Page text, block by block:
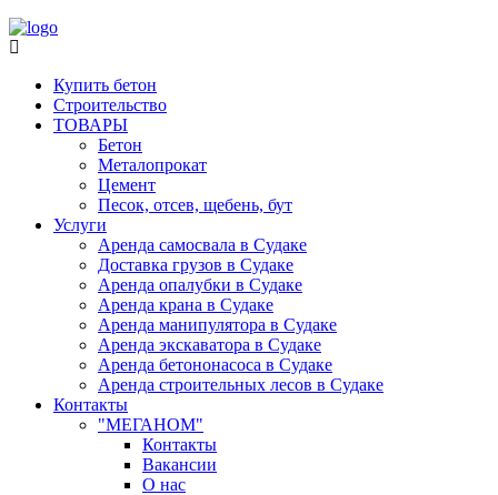
Купить бетон
Строительство
ТОВАРЫ
Бетон
Металопрокат
Цемент
Песок, отсев, щебень, бут
Услуги
Аренда самосвала в Судаке
Доставка грузов в Судаке
Аренда опалубки в Судаке
Аренда крана в Судаке
Аренда манипулятора в Судаке
Аренда экскаватора в Судаке
Аренда бетононасоса в Судаке
Аренда строительных лесов в Судаке
Контакты
"МЕГАНОМ"
Контакты
Вакансии
О нас